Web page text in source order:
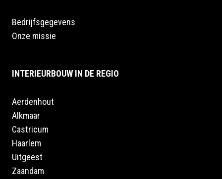
Bedrijfsgegevens
Onze missie
INTERIEURBOUW IN DE REGIO
Aerdenhout
Alkmaar
Castricum
Haarlem
Uitgeest
Zaandam